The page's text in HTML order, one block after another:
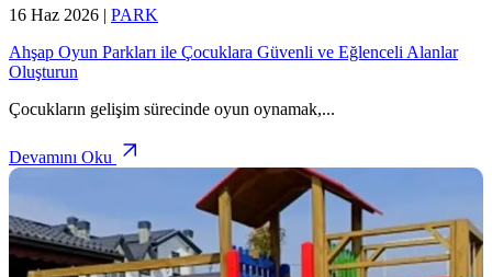
16 Haz 2026 | PARK
Ahşap Oyun Parkları ile Çocuklara Güvenli ve Eğlenceli Alanlar
Oluşturun
Çocukların gelişim sürecinde oyun oynamak,...
Devamını Oku